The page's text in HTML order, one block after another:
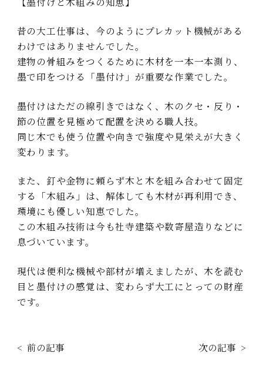
昔の大工仕事は、今のようにプレカット機械がある
わけではありませんでした。
建物の骨組みをつくるために木材を一本一本測り、
墨で印をつける「墨付け」が重要な作業でした。
墨付けはただの線引きではなく、木のクセ・反り・
節の位置を見極めて配置を決める職人技。
同じ木でも使う位置や向きで強度や見栄えが大きく
変わります。
また、釘や金物に頼らず木と木を組み合わせて固定
する「木組み」は、解体しても木材が再利用でき、
環境にも優しい知恵でした。
この木組み技術は今も社寺建築や数寄屋造りなどに
息づいています。
現代は便利な機械や部材が増えましたが、木を読む
目と墨付けの感覚は、変わらず大工にとっての財産
です。
前の記事 次の記事